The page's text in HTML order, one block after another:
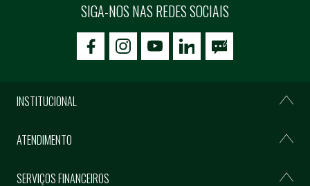
SIGA-NOS NAS REDES SOCIAIS
icon-facebookicon-social02icon-social03
INSTITUCIONAL
ATENDIMENTO
SERVIÇOS FINANCEIROS